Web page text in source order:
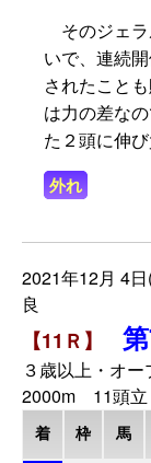
そのジェ
いで、連続
されたこと
は力の差な
た２頭に伸び
外れ
2021年12月 4
良
【11Ｒ】
３歳以上・オ
2000m 11頭立
着 枠 馬